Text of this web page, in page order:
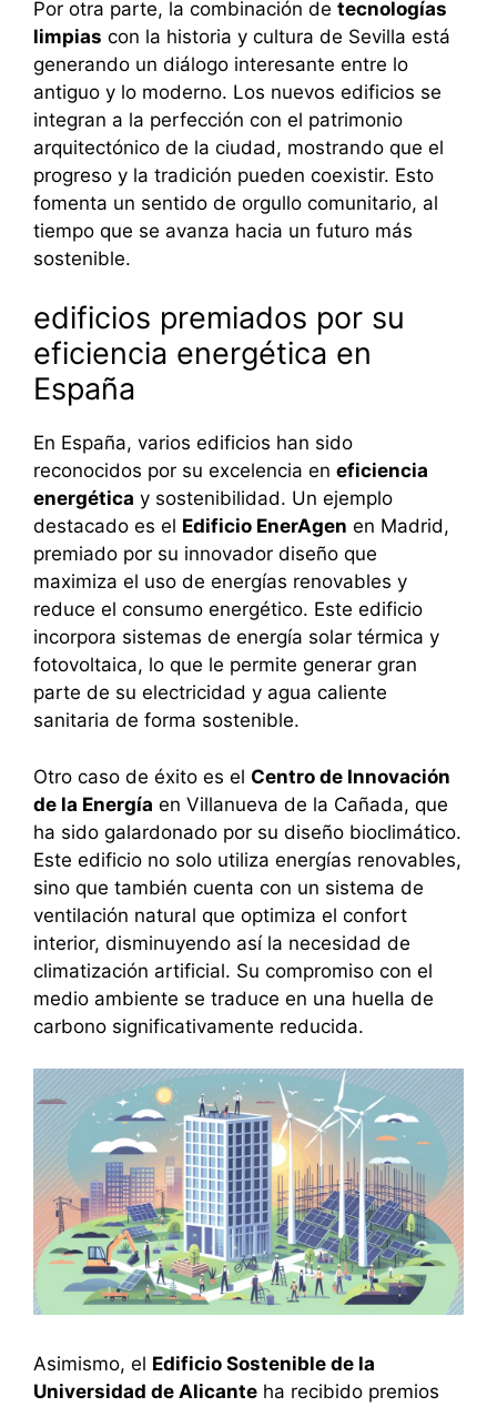
Por otra parte, la combinación de tecnologías
limpias con la historia y cultura de Sevilla está
generando un diálogo interesante entre lo
antiguo y lo moderno. Los nuevos edificios se
integran a la perfección con el patrimonio
arquitectónico de la ciudad, mostrando que el
progreso y la tradición pueden coexistir. Esto
fomenta un sentido de orgullo comunitario, al
tiempo que se avanza hacia un futuro más
sostenible.
edificios premiados por su
eficiencia energética en
España
En España, varios edificios han sido
reconocidos por su excelencia en eficiencia
energética y sostenibilidad. Un ejemplo
destacado es el Edificio EnerAgen en Madrid,
premiado por su innovador diseño que
maximiza el uso de energías renovables y
reduce el consumo energético. Este edificio
incorpora sistemas de energía solar térmica y
fotovoltaica, lo que le permite generar gran
parte de su electricidad y agua caliente
sanitaria de forma sostenible.
Otro caso de éxito es el Centro de Innovación
de la Energía en Villanueva de la Cañada, que
ha sido galardonado por su diseño bioclimático.
Este edificio no solo utiliza energías renovables,
sino que también cuenta con un sistema de
ventilación natural que optimiza el confort
interior, disminuyendo así la necesidad de
climatización artificial. Su compromiso con el
medio ambiente se traduce en una huella de
carbono significativamente reducida.
Asimismo, el Edificio Sostenible de la
Universidad de Alicante ha recibido premios